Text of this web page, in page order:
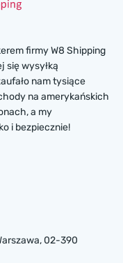
firmy W8 Shipping
się wysyłką
nam tysiące
na amerykańskich
a my
i bezpiecznie!
02-390